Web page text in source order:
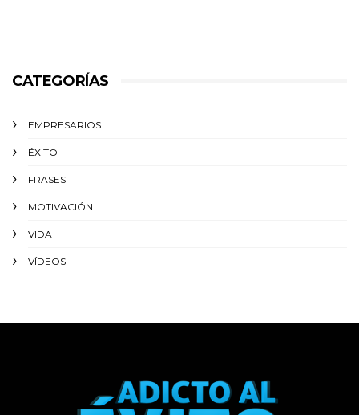
CATEGORÍAS
EMPRESARIOS
ÉXITO‬
FRASES
MOTIVACIÓN
VIDA
VÍDEOS